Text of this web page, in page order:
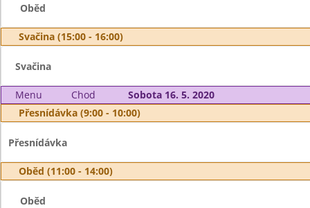
Oběd
Svačina (15:00 - 16:00)
Svačina
Menu Chod
Sobota 16. 5. 2020
Přesnídávka (9:00 - 10:00)
Přesnídávka
Oběd (11:00 - 14:00)
Oběd